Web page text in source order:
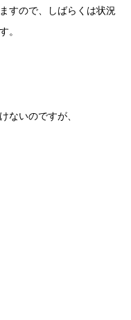
すので、しばらくは状況
。
ないのですが、